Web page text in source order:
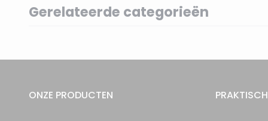
Gerelateerde categorieën
ONZE PRODUCTEN